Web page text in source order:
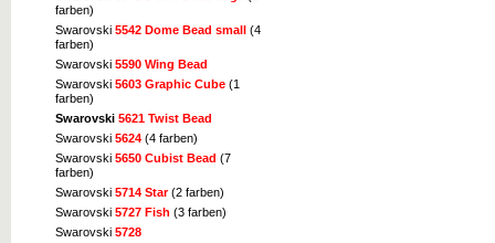
farben)
Swarovski 5542 Dome Bead small (4
farben)
Swarovski 5590 Wing Bead
Swarovski 5603 Graphic Cube (1
farben)
Swarovski 5621 Twist Bead
Swarovski 5624 (4 farben)
Swarovski 5650 Cubist Bead (7
farben)
Swarovski 5714 Star(2 farben)
Swarovski 5727 Fish (3 farben)
Swarovski 5728